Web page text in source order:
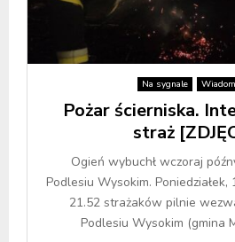
Na sygnale
Pożar ścierniska.
straż
Ogień wybuchł wczoraj
Podlesiu Wysokim.
21.52 strażaków pilnie
Podlesiu Wysokim (gmina